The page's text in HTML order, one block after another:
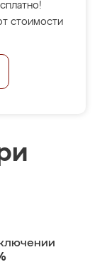
стоимости